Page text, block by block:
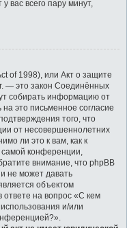
вас всего пару минут,
of 1998), или Акт о защите
— это закон Соединённых
собирать информацию от
это письменное согласие
того, что
от несовершеннолетних
ли это к вам, как к
конференции,
внимание, что phpBB
не может давать
объектом
на вопрос «С кем
и/или